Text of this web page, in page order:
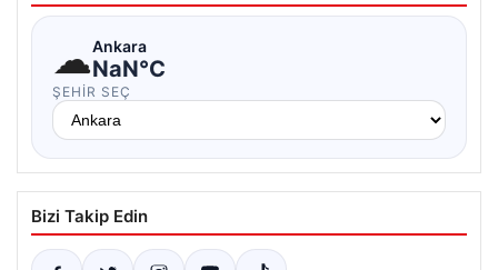
☁Ankara
NaN°C
ŞEHIR SEÇ
Bizi Takip Edin